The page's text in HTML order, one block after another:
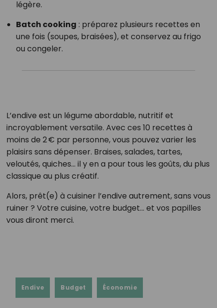
légère.
Batch cooking : préparez plusieurs recettes en
une fois (soupes, braisées), et conservez au frigo
ou congeler.
L’endive est un légume abordable, nutritif et
incroyablement versatile. Avec ces 10 recettes à
moins de 2 € par personne, vous pouvez varier les
plaisirs sans dépenser. Braises, salades, tartes,
veloutés, quiches… il y en a pour tous les goûts, du plus
classique au plus créatif.
Alors, prêt(e) à cuisiner l’endive autrement, sans vous
ruiner ? Votre cuisine, votre budget… et vos papilles
vous diront merci.
Endive Budget Économie